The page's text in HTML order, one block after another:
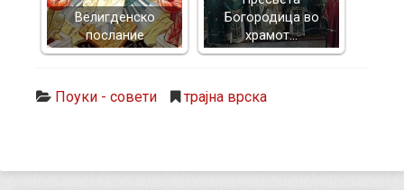
Велигденско
послание
Богородица во
храмот…
Поуки - совети трајна врска